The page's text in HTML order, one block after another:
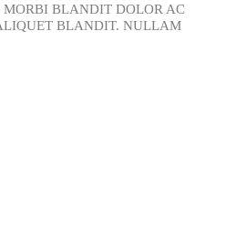
MORBI BLANDIT DOLOR AC
BLANDIT. NULLAM